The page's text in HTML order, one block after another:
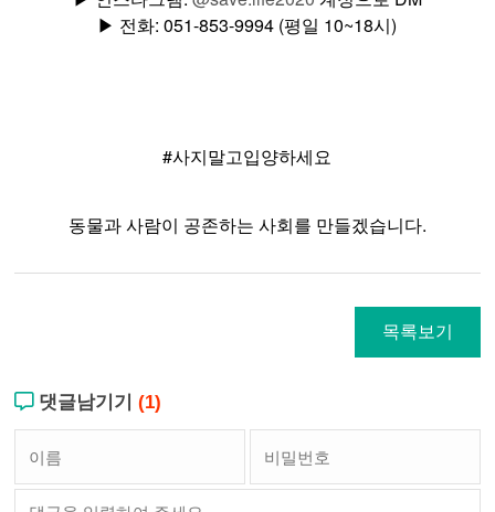
▶ 전화: 051-853-9994 (평일 10~18시)
#사지말고입양하세요
동물과 사람이 공존하는 사회를 만들겠습니다.
목록보기
댓글남기기(1)